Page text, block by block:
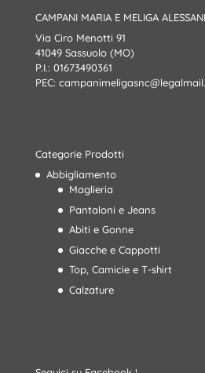
CAMPANI MARIA E MELIGA
Via Ciro Menotti 91
41049 Sassuolo (MO)
P.I.: 01673490361
PEC:
Categorie Prodotti
Abbigliamento
Maglieria
Pantaloni e Jeans
Abiti e Gonne
Giacche e Cappotti
Top, Camicie e T-shirt
Calzature